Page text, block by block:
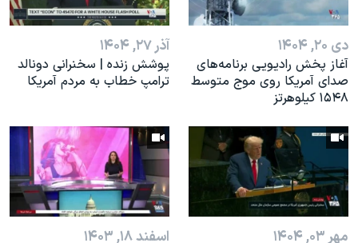
همایش محافظه‌کاران آمریکا «سی‌پک»
صفحه‌های ویژه
دی ۲۰, ۱۴۰۴
آغاز پخش رادیویی برنامه‌های
صدای آمریکا روی موج متوسط
۱۵۴۸ کیلوهرتز
آذر ۲۷, ۱۴۰۴
پوشش زنده | سخنرانی دونالد
ترامپ خطاب به مردم آمریکا
مهر ۰۳, ۱۴۰۴ اسفند ۱۸, ۱۴۰۳